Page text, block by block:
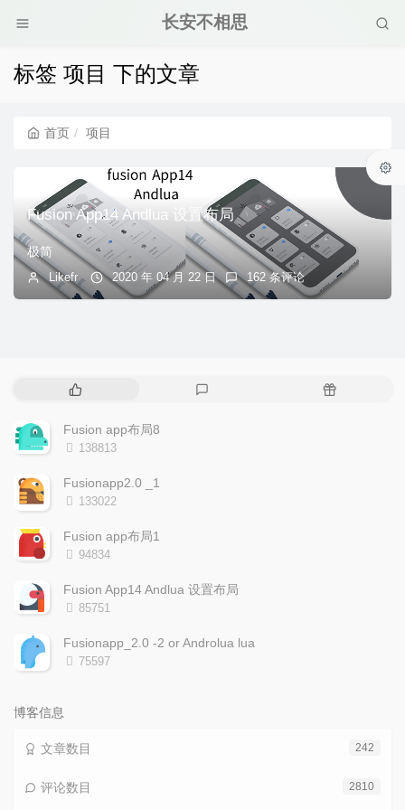
长安不相思
标签 项目 下的文章
首页 项目
Fusion App14 Andlua 设置布局
极简
Likefr 2020 年 04 月 22 日 162 条评论
热
文
章
随
Fusion app布局8
浏
次
数:
138813
Fusionapp2.0 _1
浏
次
数:
133022
Fusion app布局1
浏
次
数:
94834
Fusion App14 Andlua 设置布局
浏
次
数:
85751
Fusionapp_2.0 -2 or Androlua lua
浏
75597
博客信息
242
文章数目
2810
评论数目